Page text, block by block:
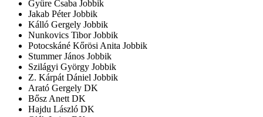
Gyüre Csaba Jobbik
Jakab Péter Jobbik
Kálló Gergely Jobbik
Nunkovics Tibor Jobbik
Potocskáné Kőrösi Anita Jobbik
Stummer János Jobbik
Szilágyi György Jobbik
Z. Kárpát Dániel Jobbik
Arató Gergely DK
Bősz Anett DK
Hajdu László DK